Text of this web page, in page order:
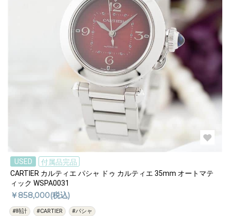
USED
付属品完品
CARTIER カルティエ パシャ ドゥ カルティエ 35mm オートマテ
ィック WSPA0031
￥858,000(税込)
#時計 #CARTIER #パシャ